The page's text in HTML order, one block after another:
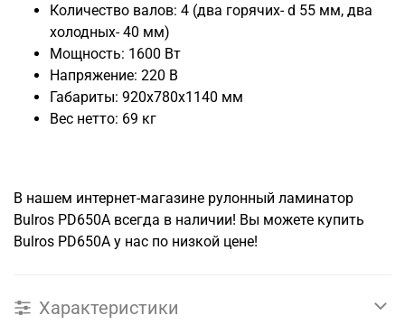
Количество валов: 4 (два горячих- d 55 мм, два
холодных- 40 мм)
Мощность: 1600 Вт
Напряжение: 220 В
Габариты: 920x780x1140 мм
Вес нетто: 69 кг
В нашем интернет-магазине рулонный ламинатор
Bulros PD650A всегда в наличии! Вы можете купить
Bulros PD650A у нас по низкой цене!
Характеристики